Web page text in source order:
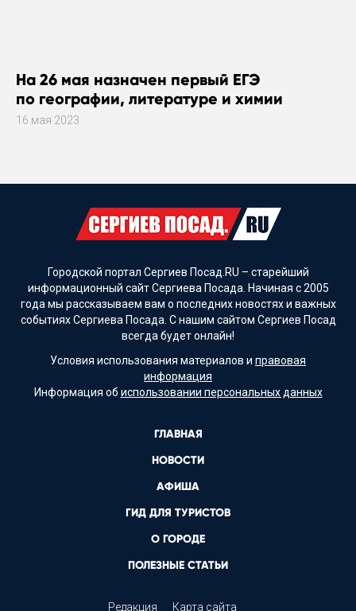
На 26 мая назначен первый ЕГЭ
по географии, литературе и химии
16 мая 2023
Городской портал Сергиев Посад.RU – старейший
информационный сайт Сергиева Посада. Начиная с 2005
года мы рассказываем вам о последних новостях и важных
событиях Сергиева Посада. С нашим сайтом Сергиев Посад
всегда будет онлайн!
Условия использования материалов и правовая
информация
Информация об использовании персональных данных
ГЛАВНАЯ
НОВОСТИ
АФИША
ГИД ДЛЯ ТУРИСТОВ
О ГОРОДЕ
ПОЛЕЗНЫЕ СТАТЬИ
Редакция Карта сайта